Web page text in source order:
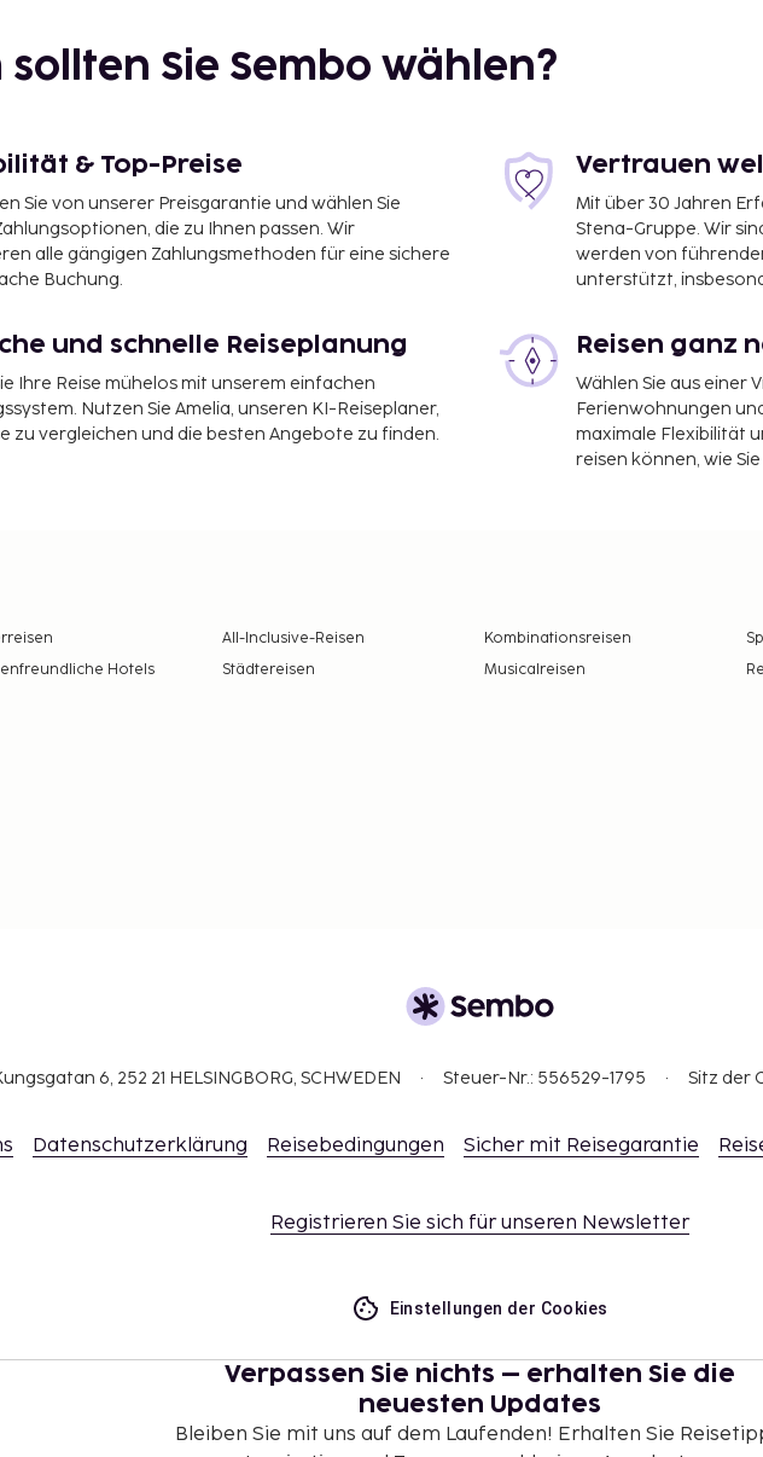
sollten Sie Sembo wählen?
& Top-Preise
Sie von unserer Preisgarantie und wählen Sie
die zu Ihnen passen. Wir
alle gängigen Zahlungsmethoden für eine sichere
Buchung.
Vertrauen
Mit über 30 Jahren
Stena-Gruppe. Wir
werden von
unterstützt,
und schnelle Reiseplanung
Ihre Reise mühelos mit unserem einfachen
Nutzen Sie Amelia, unseren KI-Reiseplaner,
zu vergleichen und die besten Angebote zu finden.
Reisen ganz
Wählen Sie aus einer
Ferienwohnungen
maximale Flexibilität
reisen können, wie
All-Inclusive-Reisen Kombinationsreisen
Hotels Städtereisen Musicalreisen
6, 252 21 HELSINGBORG, SCHWEDEN Steuer-Nr.: 556529-1795 Sitz der
Datenschutzerklärung Reisebedingungen Sicher mit Reisegarantie
Registrieren Sie sich für unseren Newsletter
Einstellungen der Cookies
Verpassen Sie nichts – erhalten Sie die
neuesten Updates
Bleiben Sie mit uns auf dem Laufenden! Erhalten Sie